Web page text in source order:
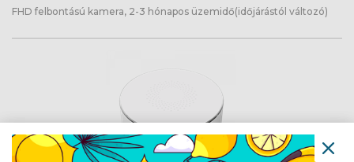
FHD felbontású kamera, 2-3 hónapos üzemidő(időjárástól változó)